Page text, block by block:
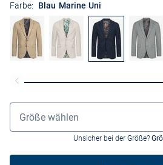
Farbe: Blau Marine Uni
Größenauswahl
Größe wählen
Unsicher bei der Größe?